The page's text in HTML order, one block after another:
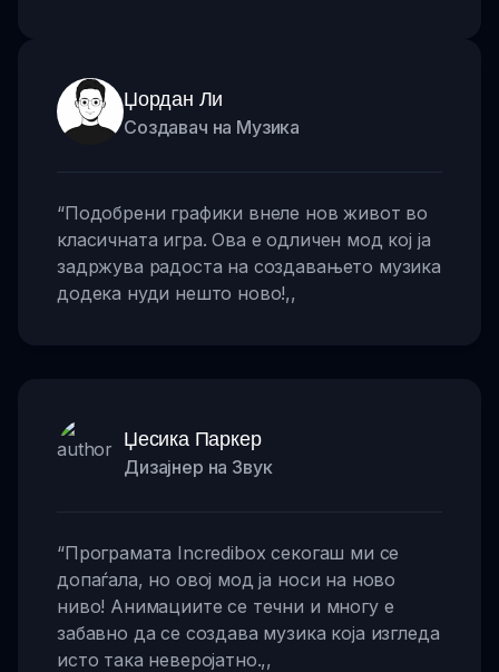
Џордан Ли
Создавач на Музика
“Подобрени графики внеле нов живот во
класичната игра. Ова е одличен мод кој ја
задржува радоста на создавањето музика
додека нуди нешто ново!,,
Џесика Паркер
Дизајнер на Звук
“Програмата Incredibox секогаш ми се
допаѓала, но овој мод ја носи на ново
ниво! Анимациите се течни и многу е
забавно да се создава музика која изгледа
исто така неверојатно.,,